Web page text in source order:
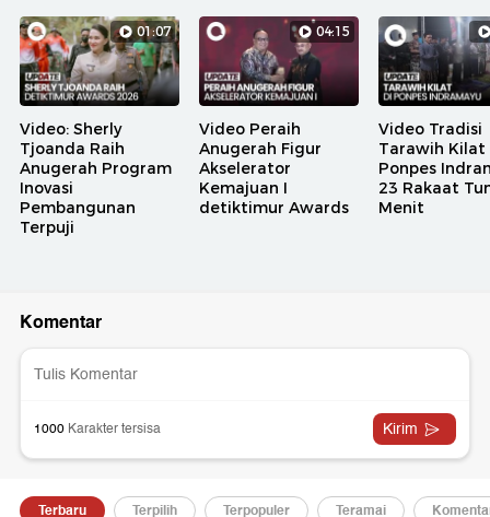
01:07
Video: Sherly
Tjoanda Raih
Anugerah Program
Inovasi
Pembangunan
Terpuji
04:15
Video Peraih
Anugerah Figur
Akselerator
Kemajuan I
detiktimur Awards
Video Tradisi
Tarawih Kilat
Ponpes
23 Rakaat
Menit